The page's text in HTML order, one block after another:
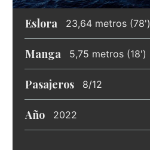
Eslora 23,64 metros (78')
Manga 5,75 metros (18')
Pasajeros 8/12
Año 2022